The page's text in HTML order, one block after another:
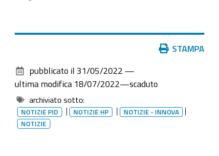
documento
STAMPA
pubblicato il 31/05/2022 —
ultima modifica 18/07/2022—scaduto
archiviato sotto:
NOTIZIE PID NOTIZIE HP
NOTIZIE - INNOVA
NOTIZIE